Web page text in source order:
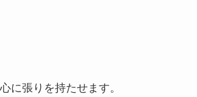
に張りを持たせます。